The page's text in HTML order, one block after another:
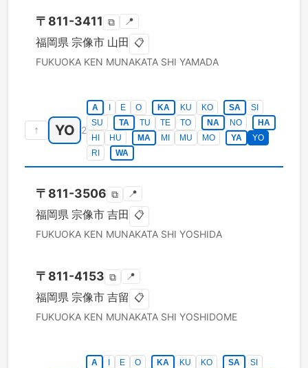
〒 811-3411 ⧉ 📍
福岡県 宗像市 山田 📋
FUKUOKA KEN MUNAKATA SHI YAMADA
↑ YO 2
A E O KA KU KO SA
SI
SU
TA TU TE TO NA NO
HA
HI
HU MA MI MU MO YA
YO
RI
WA
〒 811-3506 ⧉ 📍
福岡県 宗像市 吉田 📋
FUKUOKA KEN MUNAKATA SHI YOSHIDA
〒 811-4153 ⧉ 📍
福岡県 宗像市 吉留 📋
FUKUOKA KEN MUNAKATA SHI YOSHIDOME
A E O KA KU KO SA
SI